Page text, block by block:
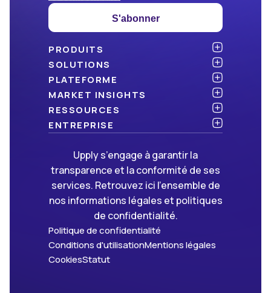
S'abonner
PRODUITS
Atlas
NOUVEAU
Benchmark
Dashboard
Data Hub
NOUVEAU
Freight Management
Market Insights
SOLUTIONS
Chargeurs
Cabinets de conseil
Transporteurs et commissionnaires
PLATEFORME
API & intégration
Sécurité
Open data
MARKET INSIGHTS
Articles
Livres blancs
RESSOURCES
Blog
Événements & webinaires
Méthodologies
FAQ
ENTREPRISE
Nous rejoindre
ON RECRUTE !
Partenaires
Presse
Nous contacter
Upply s’engage à garantir la
transparence et la conformité de ses
services. Retrouvez ici l’ensemble de
nos informations légales et politiques
de confidentialité.
Politique de confidentialité
Conditions d'utilisationMentions légales
CookiesStatut